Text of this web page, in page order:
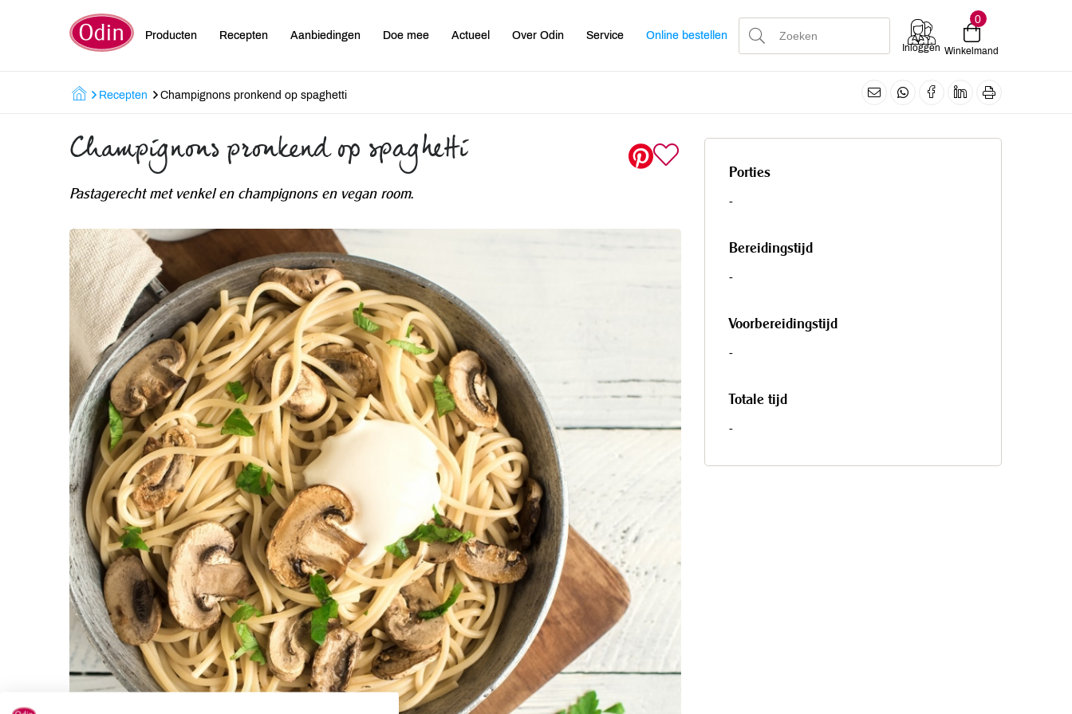
Producten Recepten Aanbiedingen Doe mee Actueel Over Odin Service Online bestellen
Inloggen
0
Winkelmand
Recepten Champignons pronkend op spaghetti
Champignons pronkend op spaghetti
Pastagerecht met venkel en champignons en vegan room.
Porties
-
Bereidingstijd
-
Voorbereidingstijd
-
Totale tijd
-